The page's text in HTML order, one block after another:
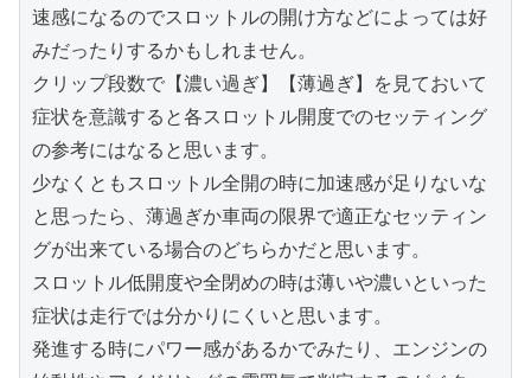
速感になるのでスロットルの開け方などによっては好
みだったりするかもしれません。
クリップ段数で【濃い過ぎ】【薄過ぎ】を見ておいて
症状を意識すると各スロットル開度でのセッティング
の参考にはなると思います。
少なくともスロットル全開の時に加速感が足りないな
と思ったら、薄過ぎか車両の限界で適正なセッティン
グが出来ている場合のどちらかだと思います。
スロットル低開度や全閉めの時は薄いや濃いといった
症状は走行では分かりにくいと思います。
発進する時にパワー感があるかでみたり、エンジンの